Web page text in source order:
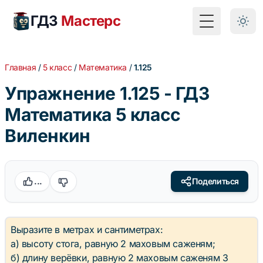
ГДЗ Мастерс Toggle Menu
Главная / 5 класс / Математика /1.125
Упражнение 1.125 - ГДЗ
Математика 5 класс
Виленкин
... Поделиться
Выразите в метрах и сантиметрах:
а) высоту стога, равную 2 маховым саженям;
б) длину верёвки, равную 2 маховым саженям 3